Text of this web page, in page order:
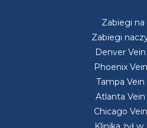
Zabiegi na
Zabiegi
Denver
Phoenix
Tampa Vein
Atlanta Vein
Chicago